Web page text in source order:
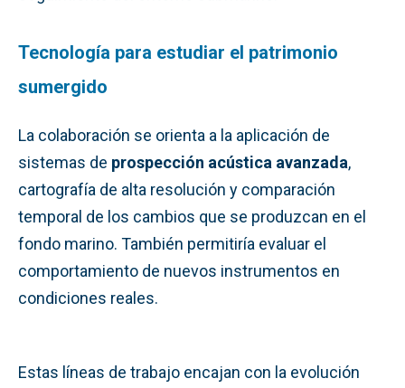
Tecnología para estudiar el patrimonio
sumergido
La colaboración se orienta a la aplicación de
sistemas de prospección acústica avanzada,
cartografía de alta resolución y comparación
temporal de los cambios que se produzcan en el
fondo marino. También permitiría evaluar el
comportamiento de nuevos instrumentos en
condiciones reales.
Estas líneas de trabajo encajan con la evolución